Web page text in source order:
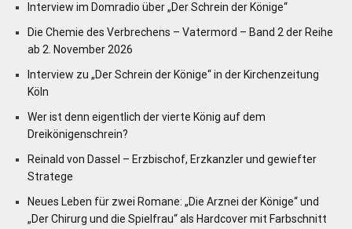
Interview im Domradio über „Der Schrein der Könige“
Die Chemie des Verbrechens – Vatermord – Band 2 der Reihe
ab 2. November 2026
Interview zu „Der Schrein der Könige“ in der Kirchenzeitung
Köln
Wer ist denn eigentlich der vierte König auf dem
Dreikönigenschrein?
Reinald von Dassel – Erzbischof, Erzkanzler und gewiefter
Stratege
Neues Leben für zwei Romane: „Die Arznei der Könige“ und
„Der Chirurg und die Spielfrau“ als Hardcover mit Farbschnitt